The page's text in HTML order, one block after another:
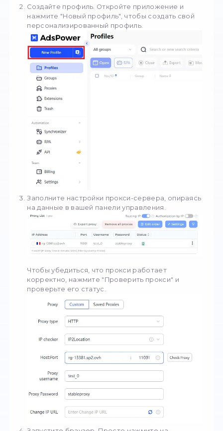
совершенства веб-просмотра. Нажмите
чтобы начать.
StableProxy
Нужны ли тебе
премиум-решения
купить прокси недорого
Обычные Частные
Мобильные прокси
Улучшите свой опыт работы в
инструмент для управления
браузерами. Чтобы начать,
эти простые шаги:
Загрузите AdsPower. Посетите
чтобы получить инструмент.
Создайте профиль. Откройте
нажмите "Новый профиль", чтобы создать
персонализированный профиль.